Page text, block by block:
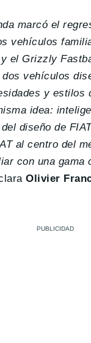
marcó el
vehículos
el Grizzly
vehículos
y estilos
idea:
diseño de
al centro del
con una gama
Olivier